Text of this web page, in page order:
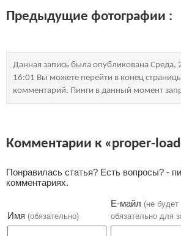
Предыдущие фотографии :
Данная запись была опубликована Среда,
16:01 Вы можете перейти в конец
комментарий. Пинги в данный момент
Комментарии к «proper-
Понравилась статья? Есть вопросы? -
комментариях.
Имя (обязательно)
Е-майл (не будет
обязательно для